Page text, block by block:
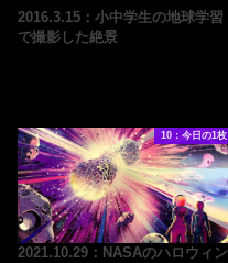
2016.3.15：小中学生の地球学習
で撮影した絶景
10：今日の1枚
2021.10.29：NASAのハロウィン